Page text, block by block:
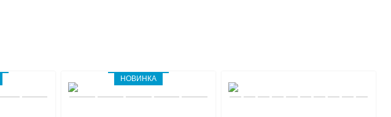
НОВИНКА